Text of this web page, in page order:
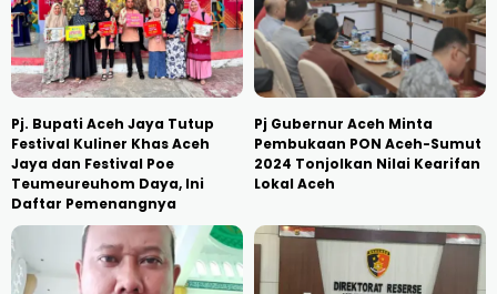
Pj. Bupati Aceh Jaya Tutup
Festival Kuliner Khas Aceh
Jaya dan Festival Poe
Teumeureuhom Daya, Ini
Daftar Pemenangnya
Pj Gubernur Aceh Minta
Pembukaan PON Aceh-Sumut
2024 Tonjolkan Nilai Kearifan
Lokal Aceh